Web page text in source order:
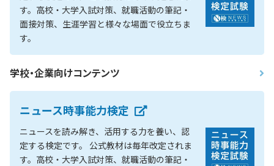
す。高校・大学入試対策、就職活動の筆記・
面接対策、生涯学習と様々な場面で役立ちま
す。
学校・企業向けコンテンツ
ニュース時事能力検定
ニュースを読み解き、活用する力を養い、認
定する検定です。 公式教材は毎年改定されま
す。高校・大学入試対策、就職活動の筆記・